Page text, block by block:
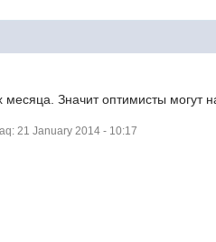
месяца. Значит оптимисты могут
21 January 2014 - 10:17